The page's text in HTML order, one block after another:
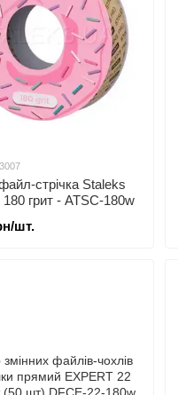
стрічка Staleks
грит - ATSC-180w
шт.